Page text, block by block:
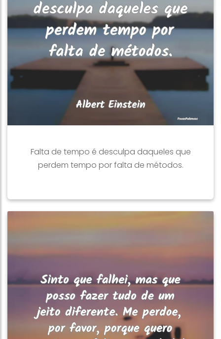
Falta de tempo é desculpa daqueles que
perdem tempo por falta de métodos.